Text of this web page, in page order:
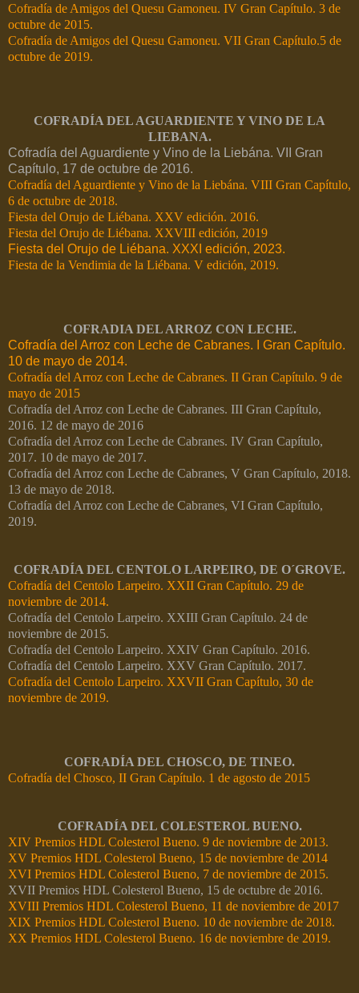
Cofradía de Amigos del Quesu Gamoneu. IV Gran Capítulo. 3 de
octubre de 2015.
Cofradía de Amigos del Quesu Gamoneu. VII Gran Capítulo.5 de
octubre de 2019.
COFRADÍA DEL AGUARDIENTE Y VINO DE LA
LIEBANA.
Cofradía del Aguardiente y Vino de la Liebána. VII Gran
Capítulo, 17 de octubre de 2016.
Cofradía del Aguardiente y Vino de la Liebána. VIII Gran Capítulo,
6 de octubre de 2018.
Fiesta del Orujo de Liébana. XXV edición. 2016.
Fiesta del Orujo de Liébana. XXVIII edición, 2019
Fiesta del Orujo de Liébana. XXXI edición, 2023.
Fiesta de la Vendimia de la Liébana. V edición, 2019.
COFRADIA DEL ARROZ CON LECHE.
Cofradía del Arroz con Leche de Cabranes. I Gran Capítulo.
10 de mayo de 2014.
Cofradía del Arroz con Leche de Cabranes. II Gran Capítulo. 9 de
mayo de 2015
Cofradía del Arroz con Leche de Cabranes. III Gran Capítulo,
2016. 12 de mayo de 2016
Cofradía del Arroz con Leche de Cabranes. IV Gran Capítulo,
2017. 10 de mayo de 2017.
Cofradía del Arroz con Leche de Cabranes, V Gran Capítulo, 2018.
13 de mayo de 2018.
Cofradía del Arroz con Leche de Cabranes, VI Gran Capítulo,
2019.
COFRADÍA DEL CENTOLO LARPEIRO, DE O´GROVE.
Cofradía del Centolo Larpeiro. XXII Gran Capítulo. 29 de
noviembre de 2014.
Cofradía del Centolo Larpeiro. XXIII Gran Capítulo. 24 de
noviembre de 2015.
Cofradía del Centolo Larpeiro. XXIV Gran Capítulo. 2016.
Cofradía del Centolo Larpeiro. XXV Gran Capítulo. 2017.
Cofradía del Centolo Larpeiro. XXVII Gran Capítulo, 30 de
noviembre de 2019.
COFRADÍA DEL CHOSCO, DE TINEO.
Cofradía del Chosco, II Gran Capítulo. 1 de agosto de 2015
COFRADÍA DEL COLESTEROL BUENO.
XIV Premios HDL Colesterol Bueno. 9 de noviembre de 2013.
XV Premios HDL Colesterol Bueno, 15 de noviembre de 2014
XVI Premios HDL Colesterol Bueno, 7 de noviembre de 2015.
XVII Premios HDL Colesterol Bueno, 15 de octubre de 2016.
XVIII Premios HDL Colesterol Bueno, 11 de noviembre de 2017
XIX Premios HDL Colesterol Bueno. 10 de noviembre de 2018.
XX Premios HDL Colesterol Bueno. 16 de noviembre de 2019.